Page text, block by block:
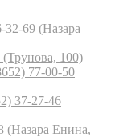
32-69 (Назара
(Трунова, 100)
77-00-50
37-27-46
(Назара Енина,